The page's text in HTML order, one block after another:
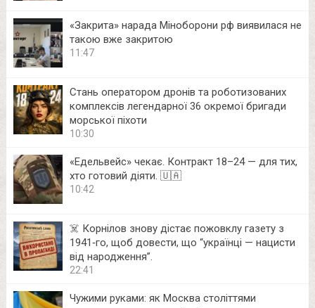
«Закрита» нарада Міноборони рф виявилася не
такою вже закритою
11:47
Стань оператором дронів та роботизованих
комплексів легендарної 36 окремої бригади
морської піхоти
10:30
«Едельвейс» чекає. Контракт 18–24 — для тих,
хто готовий діяти. 🇺🇦
10:42
☠️ Корнілов знову дістає пожовклу газету з
1941‑го, щоб довести, що “українці — нацисти
від народження”.
22:41
Чужими руками: як Москва століттями